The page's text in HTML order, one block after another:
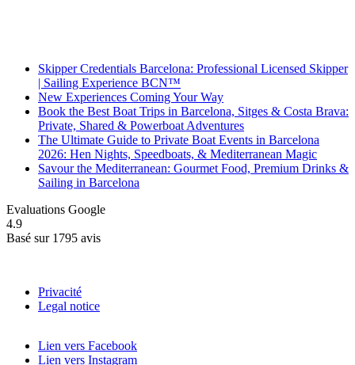
Skipper Credentials Barcelona: Professional Licensed Skipper
| Sailing Experience BCN™
New Experiences Coming Your Way
Book the Best Boat Trips in Barcelona, Sitges & Costa Brava:
Private, Shared & Powerboat Adventures
The Ultimate Guide to Private Boat Events in Barcelona
2026: Hen Nights, Speedboats, & Mediterranean Magic
Savour the Mediterranean: Gourmet Food, Premium Drinks &
Sailing in Barcelona
Evaluations Google
4.9
Basé sur 1795 avis
Lien vers Facebook
Lien vers Instagram
Privacité
Legal notice